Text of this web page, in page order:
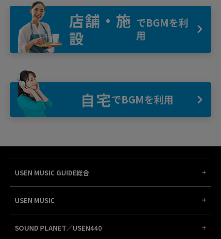
店舗・施
設
でBGMを利
用
自宅でBGMを利用
USEN MUSIC GUIDE総合
USEN MUSIC
SOUND PLANET／USEN440